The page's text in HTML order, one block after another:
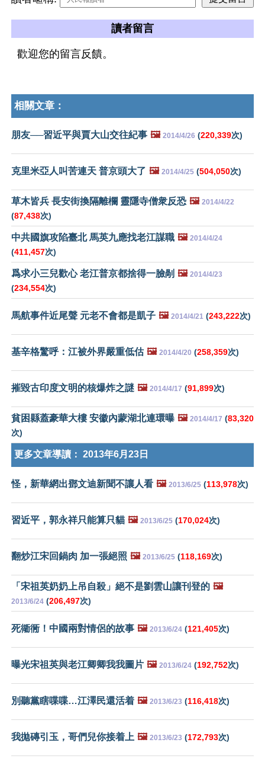
讀者留言
歡迎您的留言反饋。
相關文章：
朋友──習近平與賈大山交往紀事 🖼️ 2014/4/26 (220,339次)
克里米亞人叫苦連天 普京頭大了 🖼️ 2014/4/25 (504,050次)
草木皆兵 長安街換隔離欄 靈隱寺僧衆反恐 🖼️ 2014/4/22
(87,438次)
中共國旗攻陷臺北 馬英九應找老江謀職 🖼️ 2014/4/24
(411,457次)
爲求小三兒歡心 老江普京都捨得一臉剮 🖼️ 2014/4/23
(234,554次)
馬航事件近尾聲 元老不會都是凱子 🖼️ 2014/4/21 (243,222次)
基辛格驚呼：江被外界嚴重低估 🖼️ 2014/4/20 (258,359次)
摧毀古印度文明的核爆炸之謎 🖼️ 2014/4/17 (91,899次)
貧困縣蓋豪華大樓 安徽內蒙湖北連環曝 🖼️ 2014/4/17 (83,320
次)
更多文章導讀： 2013年6月23日
怪，新華網出鄧文迪新聞不讓人看 🖼️ 2013/6/25 (113,978次)
習近平，郭永祥只能算只貓 🖼️ 2013/6/25 (170,024次)
翻炒江宋回鍋肉 加一張絕照 🖼️ 2013/6/25 (118,169次)
「宋祖英奶奶上吊自殺」絕不是劉雲山讓刊登的 🖼️
2013/6/24 (206,497次)
死衚衕！中國兩對情侶的故事 🖼️ 2013/6/24 (121,405次)
曝光宋祖英與老江卿卿我我圖片 🖼️ 2013/6/24 (192,752次)
別聽黨瞎喋喋…江澤民還活着 🖼️ 2013/6/23 (116,418次)
我拋磚引玉，哥們兒你接着上 🖼️ 2013/6/23 (172,793次)